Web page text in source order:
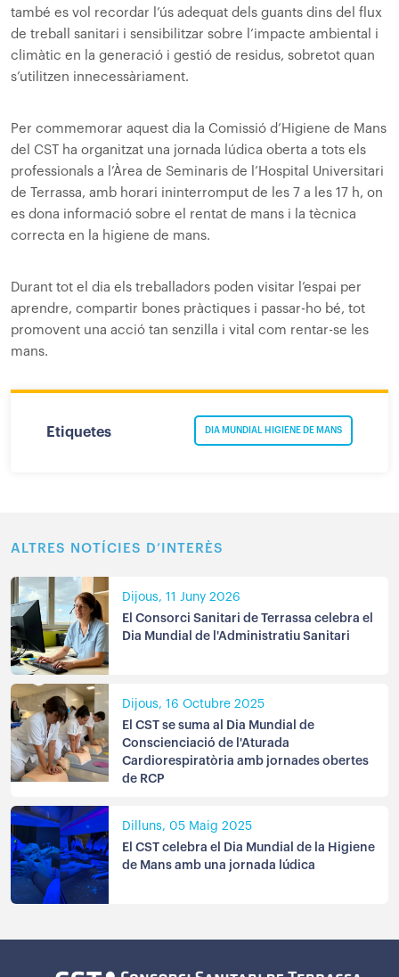
també es vol recordar l’ús adequat dels guants dins del flux
de treball sanitari i sensibilitzar sobre l’impacte ambiental i
climàtic en la generació i gestió de residus, sobretot quan
s’utilitzen innecessàriament.
Per commemorar aquest dia la Comissió d’Higiene de Mans
del CST ha organitzat una jornada lúdica oberta a tots els
professionals a l’Àrea de Seminaris de l’Hospital Universitari
de Terrassa, amb horari ininterromput de les 7 a les 17 h, on
es dona informació sobre el rentat de mans i la tècnica
correcta en la higiene de mans.
Durant tot el dia els treballadors poden visitar l’espai per
aprendre, compartir bones pràctiques i passar-ho bé, tot
promovent una acció tan senzilla i vital com rentar-se les
mans.
Etiquetes DIA MUNDIAL HIGIENE DE MANS
ALTRES NOTÍCIES D’INTERÈS
Dijous, 11 Juny 2026
El Consorci Sanitari de Terrassa celebra el
Dia Mundial de l'Administratiu Sanitari
Dijous, 16 Octubre 2025
El CST se suma al Dia Mundial de
Conscienciació de l'Aturada
Cardiorespiratòria amb jornades obertes
de RCP
Dilluns, 05 Maig 2025
El CST celebra el Dia Mundial de la Higiene
de Mans amb una jornada lúdica